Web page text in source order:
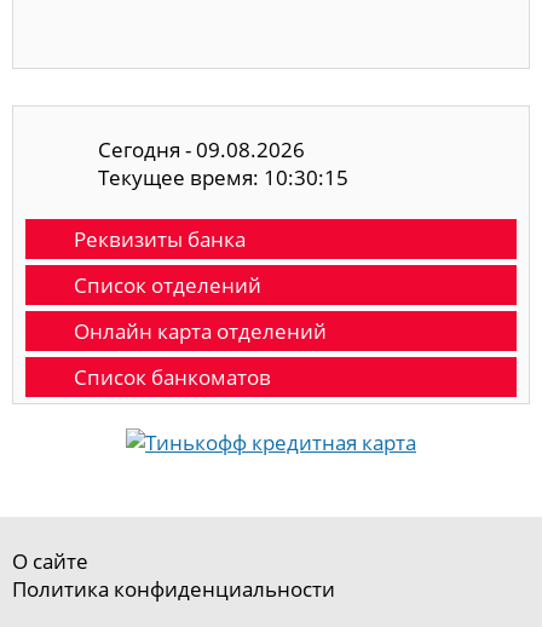
Сегодня - 09.08.2026
Текущее время: 10:30:16
Реквизиты банка
Список отделений
Онлайн карта отделений
Список банкоматов
О сайте
Политика конфиденциальности